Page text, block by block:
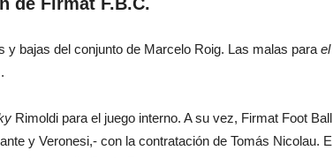
y bajas del conjunto de Marcelo Roig. Las malas para el
Rimoldi para el juego interno. A su vez, Firmat Foot Ball
y Veronesi,- con la contratación de Tomás Nicolau.